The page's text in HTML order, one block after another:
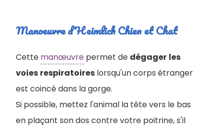
Manoeuvre d'Heimlich Chien et Chat
Cette manœuvre permet de dégager les
voies respiratoires lorsqu'un corps étranger
est coincé dans la gorge.
Si possible, mettez l'animal la tête vers le bas
en plaçant son dos contre votre poitrine, s'il